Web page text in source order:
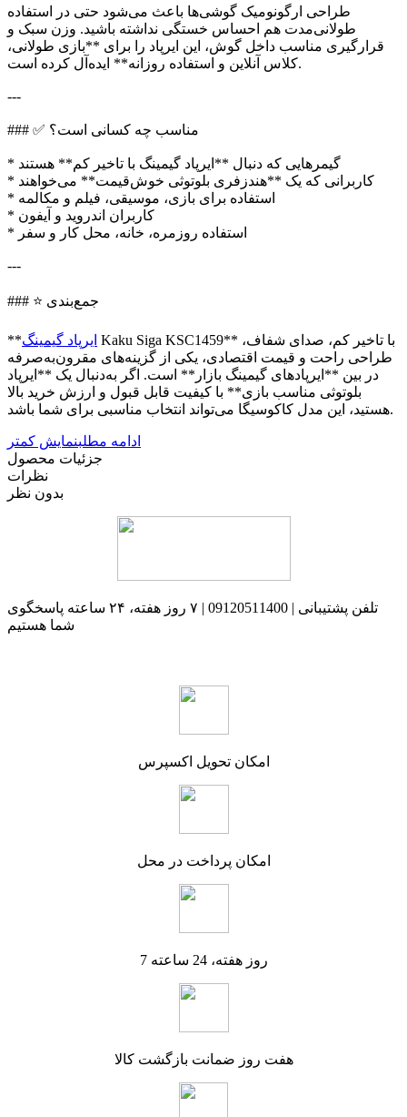
طراحی ارگونومیک گوشی‌ها باعث می‌شود حتی در استفاده
طولانی‌مدت هم احساس خستگی نداشته باشید. وزن سبک و
قرارگیری مناسب داخل گوش، این ایرپاد را برای **بازی طولانی،
کلاس آنلاین و استفاده روزانه** ایده‌آل کرده است.
---
### ✅ مناسب چه کسانی است؟
* گیمرهایی که دنبال **ایرپاد گیمینگ با تاخیر کم** هستند
* کاربرانی که یک **هندزفری بلوتوثی خوش‌قیمت** می‌خواهند
* استفاده برای بازی، موسیقی، فیلم و مکالمه
* کاربران اندروید و آیفون
* استفاده روزمره، خانه، محل کار و سفر
---
### ⭐ جمع‌بندی
**ایرپاد گیمینگ Kaku Siga KSC1459** با تاخیر کم، صدای شفاف،
طراحی راحت و قیمت اقتصادی، یکی از گزینه‌های مقرون‌به‌صرفه
در بین **ایرپادهای گیمینگ بازار** است. اگر به‌دنبال یک **ایرپاد
بلوتوثی مناسب بازی** با کیفیت قابل قبول و ارزش خرید بالا
هستید، این مدل کاکوسیگا می‌تواند انتخاب مناسبی برای شما باشد.
ادامه مطلبنمایش کمتر
جزئیات محصول
نظرات
بدون نظر
تلفن پشتیبانی | 09120511400 | ۷ روز هفته، ۲۴ ساعته پاسخگوی
شما هستیم
امکان تحویل اکسپرس
امکان پرداخت در محل
7 روز هفته، 24 ساعته
هفت روز ضمانت بازگشت کالا